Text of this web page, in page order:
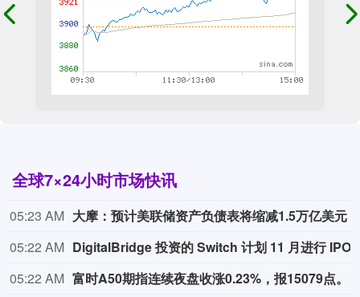
全球7×24小时市场快讯
05:23 AM 大摩：预计美联储资产负债表将缩减1.5万亿美元
05:22 AM
05:22 AM 富时A50期指连续夜盘收涨0.23%，报15079点。